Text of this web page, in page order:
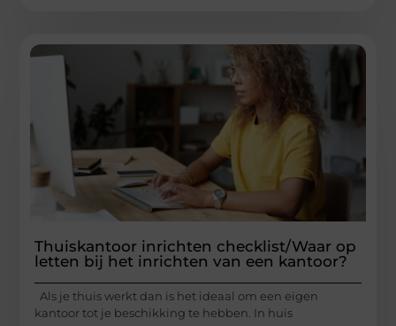
Thuiskantoor inrichten checklist/Waar op
letten bij het inrichten van een kantoor?
Als je thuis werkt dan is het ideaal om een eigen
kantoor tot je beschikking te hebben. In huis